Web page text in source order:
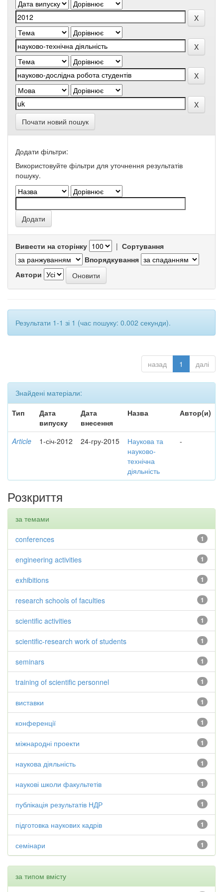
Почати новий пошук
Додати фільтри:
Використовуйте фільтри для уточнення результатів
пошуку.
Вивести на сторінку | Сортування
Впорядкування
Автори
Результати 1-1 зі 1 (час пошуку: 0.002 секунди).
назад 1 далі
Знайдені матеріали:
Тип
Дата
випуску
Дата
внесення
Назва Автор(и)
Article 1-січ-2012 24-гру-2015
Наукова та
науково-
технічна
діяльність
-
Розкриття
за темами
1
conferences
1
engineering activities
1
exhibitions
1
research schools of faculties
1
scientific activities
1
scientific-research work of students
1
seminars
1
training of scientific personnel
1
виставки
1
конференції
1
міжнародні проекти
1
наукова діяльність
1
наукові школи факультетів
1
публікація результатів НДР
1
підготовка наукових кадрів
1
семінари
за типом вмісту